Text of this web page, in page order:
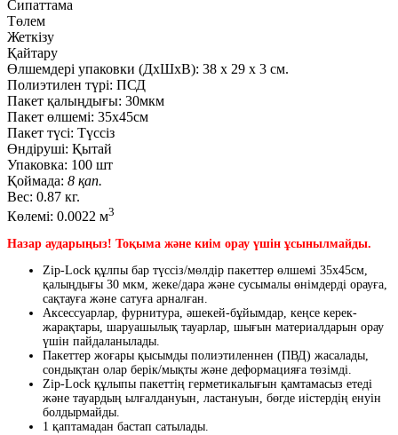
Сипаттама
Төлем
Жеткізу
Қайтару
Өлшемдері упаковки (ДxШxВ): 38 x 29 x 3 см.
Полиэтилен түрі: ПСД
Пакет қалыңдығы: 30мкм
Пакет өлшемі: 35x45см
Пакет түсі: Түссіз
Өндіруші: Қытай
Упаковка: 100 шт
Қоймада: 8 қап.
Вес: 0.87 кг.
Көлемі: 0.0022 м3
Назар аударыңыз! Тоқыма және киім орау үшін ұсынылмайды.
Zip-Lock құлпы бар түссіз/мөлдір пакеттер өлшемі 35х45см,
қалыңдығы 30 мкм, жеке/дара және сусымалы өнімдерді орауға,
сақтауға және сатуға арналған.
Аксессуарлар, фурнитура, әшекей-бұйымдар, кеңсе керек-
жарақтары, шаруашылық тауарлар, шығын материалдарын орау
үшін пайдаланылады.
Пакеттер жоғары қысымды полиэтиленнен (ПВД) жасалады,
сондықтан олар берік/мықты және деформацияға төзімді.
Zip-Lock құлыпы пакеттің герметикалығын қамтамасыз етеді
және тауардың ылғалдануын, ластануын, бөгде иістердің енуін
болдырмайды.
1 қаптамадан бастап сатылады.